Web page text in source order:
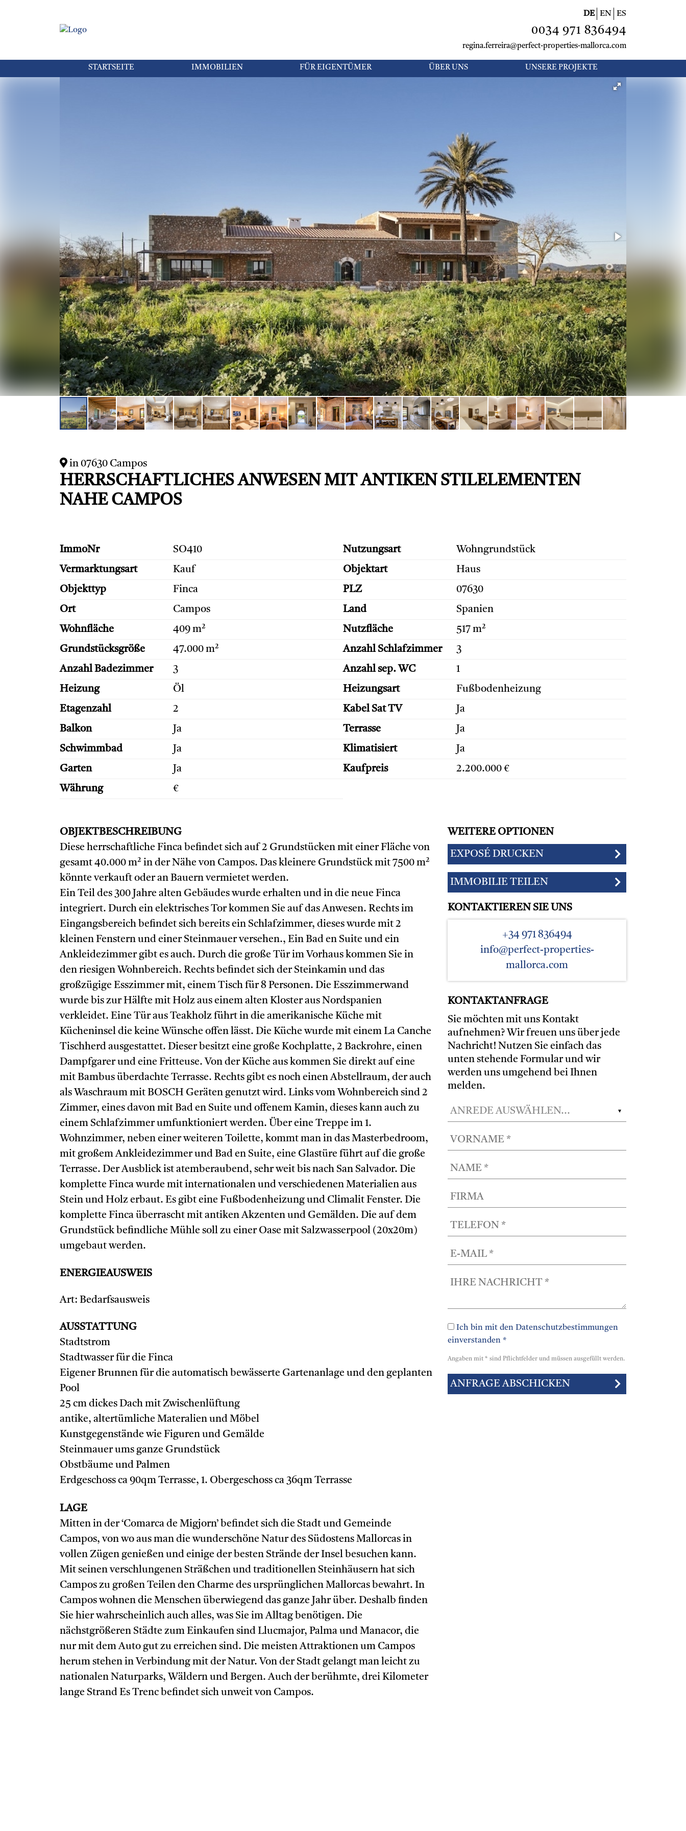
DE EN ES
0034 971 836494
regina.ferreira@perfect-properties-mallorca.com
STARTSEITE IMMOBILIEN FÜR EIGENTÜMER ÜBER UNS UNSERE PROJEKTE
in 07630 Campos
HERRSCHAFTLICHES ANWESEN MIT ANTIKEN STILELEMENTEN
NAHE CAMPOS
ImmoNr SO410 Nutzungsart
Wohngrundstück
Vermarktungsart
Kauf Objektart
Haus
Objekttyp
Finca PLZ
07630
Ort
Campos Land
Spanien
Wohnfläche
409 m² Nutzfläche
517 m²
Grundstücksgröße
47.000 m² Anzahl Schlafzimmer
3
Anzahl Badezimmer
3 Anzahl sep. WC
1
Heizung
Öl Heizungsart
Fußbodenheizung
Etagenzahl
2 Kabel Sat TV
Ja
Balkon
Ja Terrasse
Ja
Schwimmbad
Ja Klimatisiert
Ja
Garten
Ja Kaufpreis
2.200.000 €
Währung
€
OBJEKTBESCHREIBUNG
Diese herrschaftliche Finca befindet sich auf 2 Grundstücken mit einer Fläche von
gesamt 40.000 m² in der Nähe von Campos. Das kleinere Grundstück mit 7500 m²
könnte verkauft oder an Bauern vermietet werden.
Ein Teil des 300 Jahre alten Gebäudes wurde erhalten und in die neue Finca
integriert. Durch ein elektrisches Tor kommen Sie auf das Anwesen. Rechts im
Eingangsbereich befindet sich bereits ein Schlafzimmer, dieses wurde mit 2
kleinen Fenstern und einer Steinmauer versehen., Ein Bad en Suite und ein
Ankleidezimmer gibt es auch. Durch die große Tür im Vorhaus kommen Sie in
den riesigen Wohnbereich. Rechts befindet sich der Steinkamin und das
großzügige Esszimmer mit, einem Tisch für 8 Personen. Die Esszimmerwand
wurde bis zur Hälfte mit Holz aus einem alten Kloster aus Nordspanien
verkleidet. Eine Tür aus Teakholz führt in die amerikanische Küche mit
Kücheninsel die keine Wünsche offen lässt. Die Küche wurde mit einem La Canche
Tischherd ausgestattet. Dieser besitzt eine große Kochplatte, 2 Backrohre, einen
Dampfgarer und eine Fritteuse. Von der Küche aus kommen Sie direkt auf eine
mit Bambus überdachte Terrasse. Rechts gibt es noch einen Abstellraum, der auch
als Waschraum mit BOSCH Geräten genutzt wird. Links vom Wohnbereich sind 2
Zimmer, eines davon mit Bad en Suite und offenem Kamin, dieses kann auch zu
einem Schlafzimmer umfunktioniert werden. Über eine Treppe im 1.
Wohnzimmer, neben einer weiteren Toilette, kommt man in das Masterbedroom,
mit großem Ankleidezimmer und Bad en Suite, eine Glastüre führt auf die große
Terrasse. Der Ausblick ist atemberaubend, sehr weit bis nach San Salvador. Die
komplette Finca wurde mit internationalen und verschiedenen Materialien aus
Stein und Holz erbaut. Es gibt eine Fußbodenheizung und Climalit Fenster. Die
komplette Finca überrascht mit antiken Akzenten und Gemälden. Die auf dem
Grundstück befindliche Mühle soll zu einer Oase mit Salzwasserpool (20x20m)
umgebaut werden.
ENERGIEAUSWEIS
Art: Bedarfsausweis
AUSSTATTUNG
Stadtstrom
Stadtwasser für die Finca
Eigener Brunnen für die automatisch bewässerte Gartenanlage und den geplanten
Pool
25 cm dickes Dach mit Zwischenlüftung
antike, altertümliche Materalien und Möbel
Kunstgegenstände wie Figuren und Gemälde
Steinmauer ums ganze Grundstück
Obstbäume und Palmen
Erdgeschoss ca 90qm Terrasse, 1. Obergeschoss ca 36qm Terrasse
LAGE
Mitten in der ‘Comarca de Migjorn’ befindet sich die Stadt und Gemeinde
Campos, von wo aus man die wunderschöne Natur des Südostens Mallorcas in
vollen Zügen genießen und einige der besten Strände der Insel besuchen kann.
Mit seinen verschlungenen Sträßchen und traditionellen Steinhäusern hat sich
Campos zu großen Teilen den Charme des ursprünglichen Mallorcas bewahrt. In
Campos wohnen die Menschen überwiegend das ganze Jahr über. Deshalb finden
Sie hier wahrscheinlich auch alles, was Sie im Alltag benötigen. Die
nächstgrößeren Städte zum Einkaufen sind Llucmajor, Palma und Manacor, die
nur mit dem Auto gut zu erreichen sind. Die meisten Attraktionen um Campos
herum stehen in Verbindung mit der Natur. Von der Stadt gelangt man leicht zu
nationalen Naturparks, Wäldern und Bergen. Auch der berühmte, drei Kilometer
lange Strand Es Trenc befindet sich unweit von Campos.
WEITERE OPTIONEN
EXPOSÉ DRUCKEN
IMMOBILIE TEILEN
KONTAKTIEREN SIE UNS
+34 971 836494
info@perfect-properties-
mallorca.com
KONTAKTANFRAGE
Sie möchten mit uns Kontakt
aufnehmen? Wir freuen uns über jede
Nachricht! Nutzen Sie einfach das
unten stehende Formular und wir
werden uns umgehend bei Ihnen
melden.
Ich bin mit den Datenschutzbestimmungen
einverstanden *
Angaben mit * sind Pflichtfelder und müssen ausgefüllt werden.